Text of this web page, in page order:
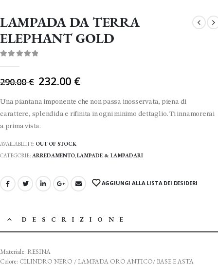
LAMPADA DA TERRA
ELEPHANT GOLD
290.00€ Il
originale
era:
290.00 €.
232.00 €
Una piantana imponente che non passa inosservata, piena di
carattere, splendida e rifinita in ogni minimo dettaglio. Ti innamorerai
a prima vista.
AVAILABILITY: OUT OF STOCK
CATEGORIE: ARREDAMENTO,LAMPADE & LAMPADARI
AGGIUNGI ALLA LISTA DEI DESIDERI
DESCRIZIONE
Materiale: RESINA
Colore: CILINDRO NERO / LAMPADA ORO ANTICO/ BASE E ASTA